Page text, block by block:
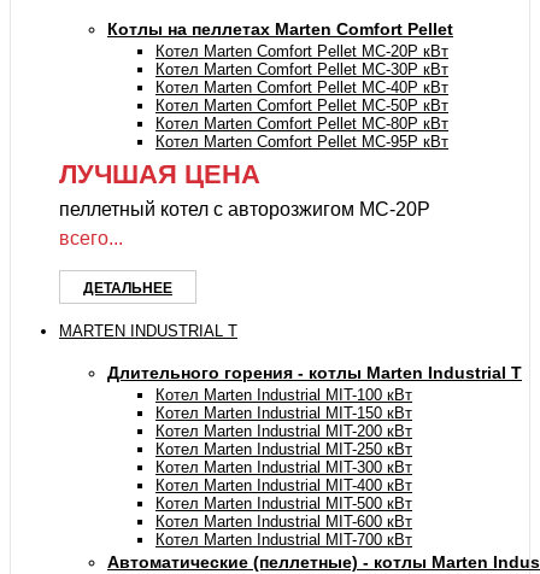
Котлы на пеллетах Marten Comfort Pellet
Котел Marten Comfort Pellet MC-20P кВт
Котел Marten Comfort Pellet MC-30P кВт
Котел Marten Comfort Pellet MC-40P кВт
Котел Marten Comfort Pellet MC-50P кВт
Котел Marten Comfort Pellet MC-80P кВт
Котел Marten Comfort Pellet MC-95P кВт
ЛУЧШАЯ ЦЕНА
пеллетный котел с авторозжигом MC-20P
всего...
ДЕТАЛЬНЕЕ
MARTEN INDUSTRIAL T
Длительного горения - котлы Marten Industrial Т
Котел Marten Industrial МIT-100 кВт
Котел Marten Industrial МIT-150 кВт
Котел Marten Industrial МIT-200 кВт
Котел Marten Industrial МIT-250 кВт
Котел Marten Industrial МIT-300 кВт
Котел Marten Industrial МIT-400 кВт
Котел Marten Industrial МIT-500 кВт
Котел Marten Industrial МIT-600 кВт
Котел Marten Industrial МIT-700 кВт
Автоматические (пеллетные) - котлы Marten